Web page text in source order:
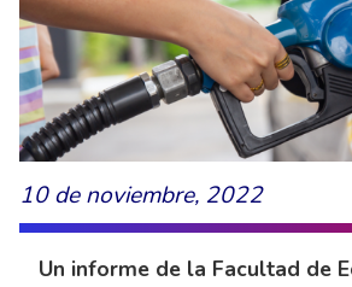
10 de noviembre, 2022
Un informe de la Facultad de